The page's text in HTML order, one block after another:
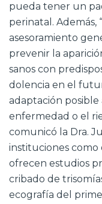
pueda tener un
perinatal. Además,
asesoramiento
prevenir la
sanos con
dolencia en el
adaptación
enfermedad o el
comunicó la Dra.
instituciones como
ofrecen estudios
cribado de
ecografía del